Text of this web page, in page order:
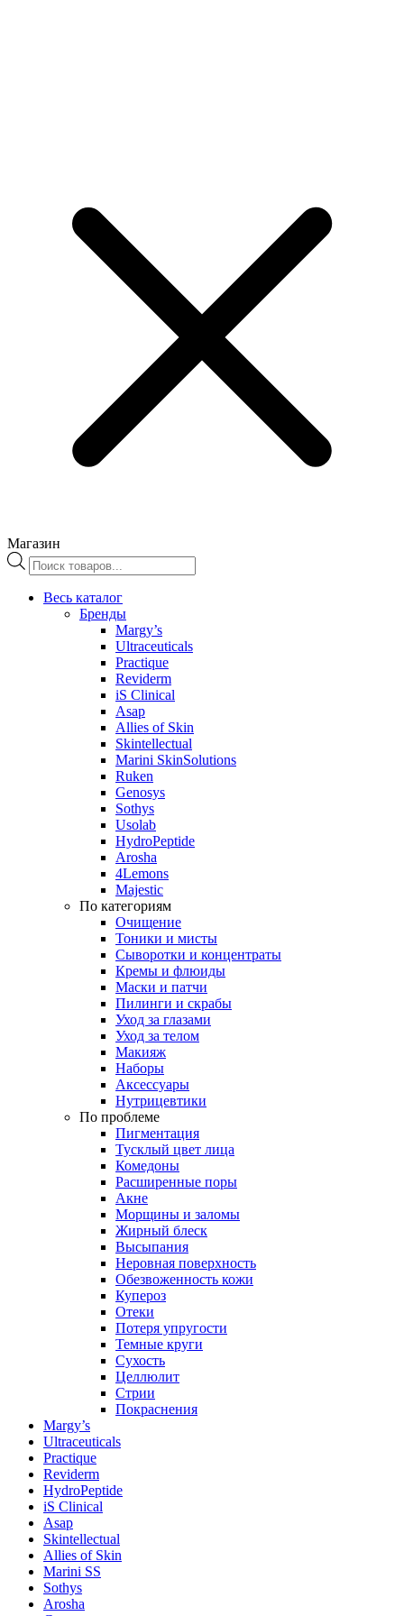
Магазин
Поиск
товаров
Весь каталог
Бренды
Margy’s
Ultraceuticals
Practique
Reviderm
iS Clinical
Asap
Allies of Skin
Skintellectual
Marini SkinSolutions
Ruken
Genosys
Sothys
Usolab
HydroPeptide
Arosha
4Lemons
Majestic
По категориям
Очищение
Тоники и мисты
Сыворотки и концентраты
Кремы и флюиды
Маски и патчи
Пилинги и скрабы
Уход за глазами
Уход за телом
Макияж
Наборы
Аксессуары
Нутрицевтики
По проблеме
Пигментация
Тусклый цвет лица
Комедоны
Расширенные поры
Акне
Морщины и заломы
Жирный блеск
Высыпания
Неровная поверхность
Обезвоженность кожи
Купероз
Отеки
Потеря упругости
Темные круги
Сухость
Целлюлит
Стрии
Покраснения
Margy’s
Ultraceuticals
Practique
Reviderm
HydroPeptide
iS Clinical
Asap
Skintellectual
Allies of Skin
Marini SS
Sothys
Arosha